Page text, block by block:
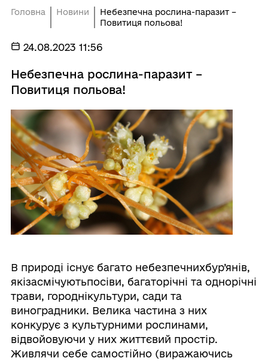
Головна Новини
Небезпечна рослина-паразит –
Повитиця польова!
24.08.2023 11:56
Небезпечна рослина-паразит –
Повитиця польова!
В природі існує багато небезпечнихбур’янів,
якізасмічуютьпосіви, багаторічні та однорічні
трави, городнікультури, сади та
виноградники. Велика частина з них
конкурує з культурними рослинами,
відвойовуючи у них життєвий простір.
Живлячи себе самостійно (виражаючись